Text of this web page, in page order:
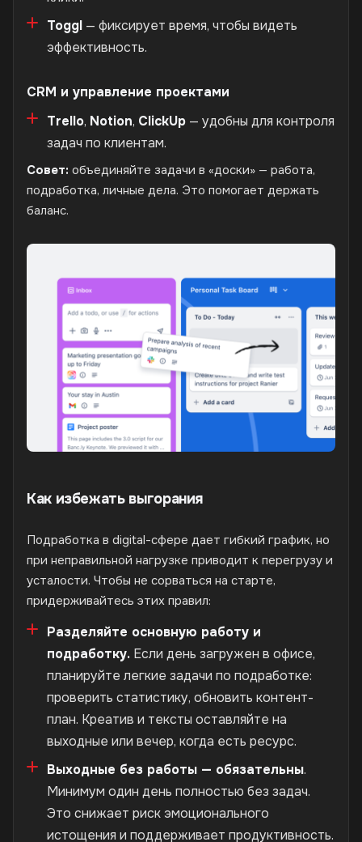
Toggl — фиксирует время, чтобы видеть
эффективность.
CRM и управление проектами
Trello, Notion, ClickUp — удобны для контроля
задач по клиентам.
Совет: объединяйте задачи в «доски» — работа,
подработка, личные дела. Это помогает держать
баланс.
Как избежать выгорания
Подработка в digital-сфере дает гибкий график, но
при неправильной нагрузке приводит к перегрузу и
усталости. Чтобы не сорваться на старте,
придерживайтесь этих правил:
Разделяйте основную работу и
подработку. Если день загружен в офисе,
планируйте легкие задачи по подработке:
проверить статистику, обновить контент-
план. Креатив и тексты оставляйте на
выходные или вечер, когда есть ресурс.
Выходные без работы — обязательны.
Минимум один день полностью без задач.
Это снижает риск эмоционального
истощения и поддерживает продуктивность.